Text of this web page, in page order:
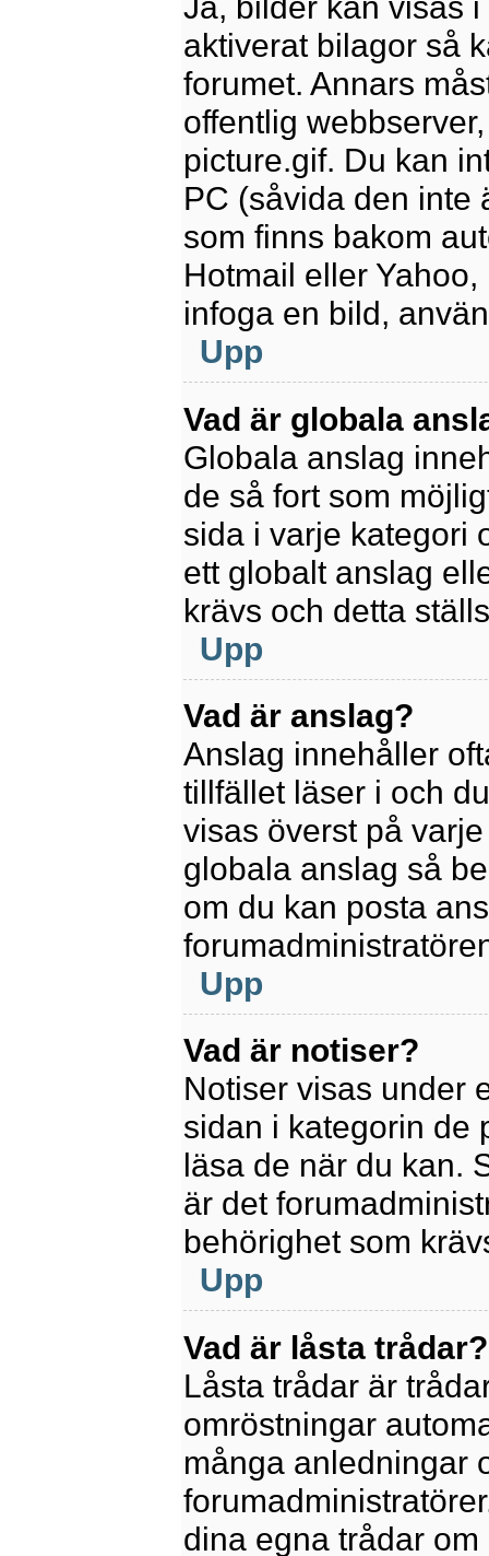
Ja, bilder kan visas
aktiverat bilagor så
forumet. Annars
offentlig
picture.gif. Du kan
PC (såvida den inte
som finns bakom
Hotmail eller
infoga en bild,
Upp
Vad är globala
Globala anslag
de så fort som
sida i varje kategori
ett globalt anslag
krävs och detta
Upp
Vad är anslag?
Anslag innehåller
tillfället läser i och
visas överst på
globala anslag så
om du kan posta
Upp
Vad är notiser?
Notiser visas under
sidan i kategorin de
läsa de när du kan.
är det
behörighet som
Upp
Vad är låsta trådar?
Låsta trådar är
omröstningar
många anledningar
dina egna trådar